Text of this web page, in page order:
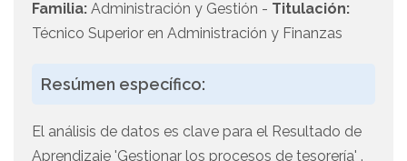
Familia: Administración y Gestión - Titulación:
Técnico Superior en Administración y Finanzas
Resúmen específico:
El análisis de datos es clave para el Resultado de
Aprendizaje 'Gestionar los procesos de tesorería' .